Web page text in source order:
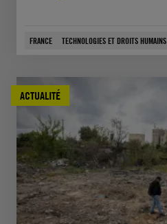
FRANCE TECHNOLOGIES ET DROITS HUMAINS
ACTUALITÉ